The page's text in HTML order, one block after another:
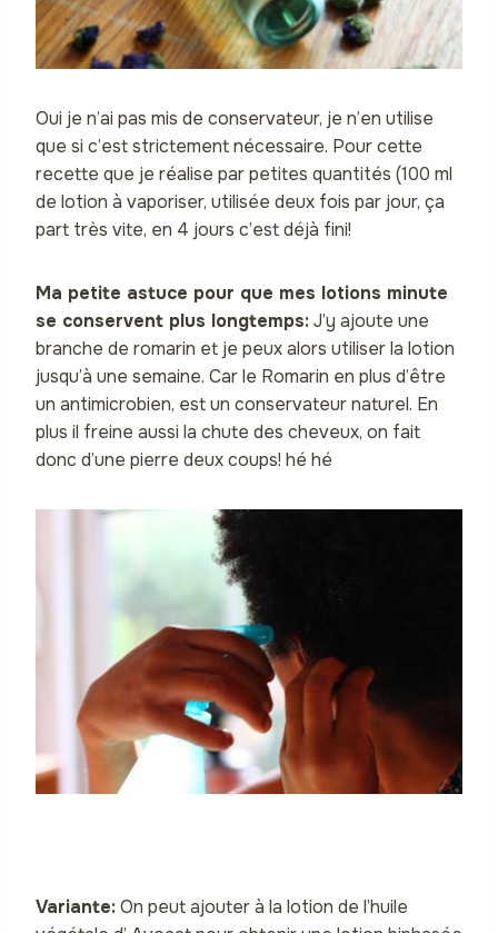
Oui je n’ai pas mis de conservateur, je n’en utilise
que si c’est strictement nécessaire. Pour cette
recette que je réalise par petites quantités (100 ml
de lotion à vaporiser, utilisée deux fois par jour, ça
part très vite, en 4 jours c’est déjà fini!
Ma petite astuce pour que mes lotions minute
se conservent plus longtemps:J’y ajoute une
branche de romarin et je peux alors utiliser la lotion
jusqu’à une semaine. Car le Romarin en plus d’être
un antimicrobien, est un conservateur naturel. En
plus il freine aussi la chute des cheveux, on fait
donc d’une pierre deux coups! hé hé
Variante:On peut ajouter à la lotion de l’huile